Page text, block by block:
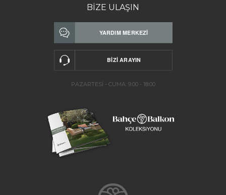
BİZE ULAŞIN
PAZARTESİ - CUMA: 9.00 - 18:00